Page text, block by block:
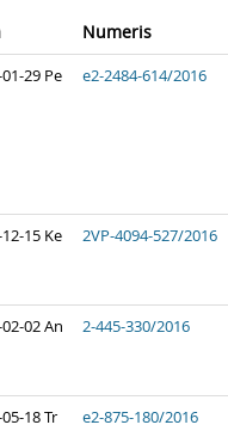
Numeris
29 Pe e2-2484-614/2016
15 Ke 2VP-4094-527/2016
02 An 2-445-330/2016
18 Tr e2-875-180/2016